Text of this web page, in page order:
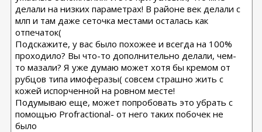
делали на низких параметрах! В районе век делали с
млп и там даже сеточка местами осталась как
отпечаток(
Подскажите, у вас было похожее и всегда на 100%
проходило? Вы что-то дополнительно делали, чем-
то мазали? Я уже думаю может хотя бы кремом от
рубцов типа имоферазы( совсем страшно жить с
кожей испорченной на ровном месте!
Подумываю еще, может попробовать это убрать с
помощью Profractional- от него таких побочек не
было